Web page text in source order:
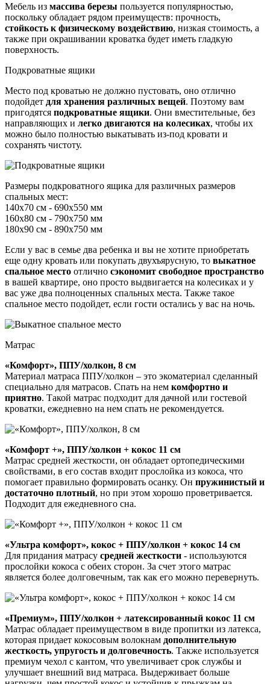
Мебель из массива березы пользуется популярностью,
поскольку обладает рядом преимуществ: прочность,
стойкость к физическому воздействию, низкая стоимость, а
также при окрашивании кроватка будет иметь гладкую
поверхность.
Подкроватные ящики
Место под кроватью не должно пустовать, оно отлично
подойдет для хранения различных вещей. Поэтому вам
пригодятся подкроватные ящики. Они вместительные, без
направляющих и легко двигаются на колесиках, чтобы их
можно было полностью выкатывать из-под кровати и
сохранять чистоту.
Размеры подкроватного ящика для различных размеров
спальных мест:
140х70 см - 690х550 мм
160х80 см - 790х750 мм
180х90 см - 890х750 мм
Если у вас в семье два ребенка и вы не хотите приобретать
еще одну кровать или покупать двухъярусную, то выкатное
спальное место отлично сэкономит свободное пространство
в вашей квартире, оно просто выдвигается на колесиках и у
вас уже два полноценных спальных места. Также такое
спальное место подойдет, если гости остались у вас на ночь.
Матрас
«Комфорт», ППУ/холкон, 8 см
Материал матраса ППУ/холкон – это экоматериал сделанный
специально для матрасов. Спать на нем комфортно и
приятно. Такой матрас подходит для дачной или гостевой
кроватки, ежедневно на нем спать не рекомендуется.
«Комфорт +», ППУ/холкон + кокос 11 см
Матрас средней жесткости, он обладает ортопедическими
свойствами, в его состав входит прослойка из кокоса, что
помогает правильно формировать осанку. Он пружинистый и
достаточно плотный, но при этом хорошо проветривается.
Подходит для ежедневного сна.
«Ультра комфорт», кокос + ППУ/холкон + кокос 14 см
Для придания матрасу средней жесткости - используются
прослойки кокоса с обеих сторон. За счет этого матрас
является более долговечным, так как его можно перевернуть.
«Премиум», ППУ/холкон + латексированный кокос 11 см
Матрас обладает преимуществом в виде пропитки из латекса,
которая придает кокосовым волокнам дополнительную
жесткость, упругость и долговечность. Также используется
премиум чехол с кантом, что увеличивает срок службы и
улучшает внешний вид матраса. Выдерживает больше